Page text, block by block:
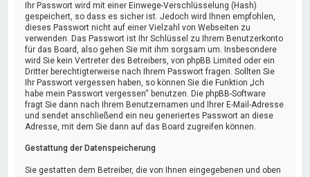
Ihr Passwort wird mit einer Einwege-Verschlüsselung (Hash)
gespeichert, so dass es sicher ist. Jedoch wird Ihnen empfohlen,
dieses Passwort nicht auf einer Vielzahl von Webseiten zu
verwenden. Das Passwort ist Ihr Schlüssel zu Ihrem Benutzerkonto
für das Board, also gehen Sie mit ihm sorgsam um. Insbesondere
wird Sie kein Vertreter des Betreibers, von phpBB Limited oder ein
Dritter berechtigterweise nach Ihrem Passwort fragen. Sollten Sie
Ihr Passwort vergessen haben, so können Sie die Funktion „Ich
habe mein Passwort vergessen“ benutzen. Die phpBB-Software
fragt Sie dann nach Ihrem Benutzernamen und Ihrer E-Mail-Adresse
und sendet anschließend ein neu generiertes Passwort an diese
Adresse, mit dem Sie dann auf das Board zugreifen können.
Gestattung der Datenspeicherung
Sie gestatten dem Betreiber, die von Ihnen eingegebenen und oben